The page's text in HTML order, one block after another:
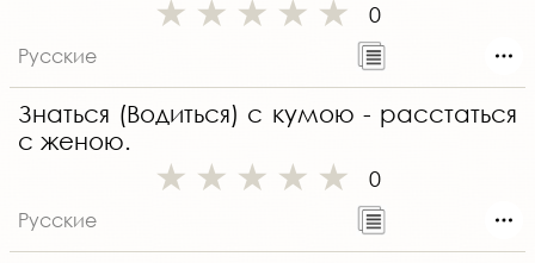
0
Русские
Знаться (Водиться) с кумою - расстаться
с женою.
0
Русские